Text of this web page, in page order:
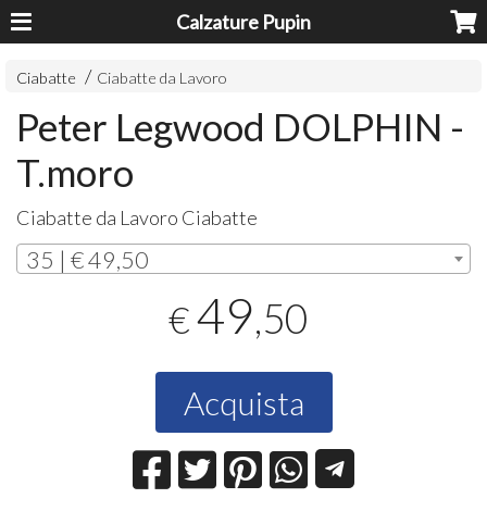
Calzature Pupin
Ciabatte Ciabatte da Lavoro
Peter Legwood DOLPHIN -
T.moro
Ciabatte da Lavoro Ciabatte
35 | € 49,50
€49,50
Acquista